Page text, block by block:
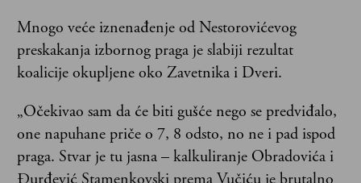
Mnogo veće iznenađenje od Nestorovićevog
preskakanja izbornog praga je slabiji rezultat
koalicije okupljene oko Zavetnika i Dveri.
„Očekivao sam da će biti gušće nego se predviđalo,
one napuhane priče o 7, 8 odsto, no ne i pad ispod
praga. Stvar je tu jasna – kalkuliranje Obradovića i